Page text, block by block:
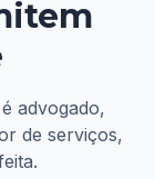
advogado,
de serviços,